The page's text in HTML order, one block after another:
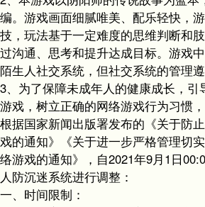
编。游戏画面细腻唯美、配乐轻快，
技，玩法基于一定难度的思维判断和
过沟通、思考和提升达成目标。游戏
陌生人社交系统，但社交系统的管理遵
3、为了保障未成年人的健康成长，引
游戏，树立正确的网络游戏行为习惯
根据国家新闻出版署发布的《关于防
戏的通知》《关于进一步严格管理切
络游戏的通知》，自2021年9月1日
人防沉迷系统进行调整：
一、时间限制：